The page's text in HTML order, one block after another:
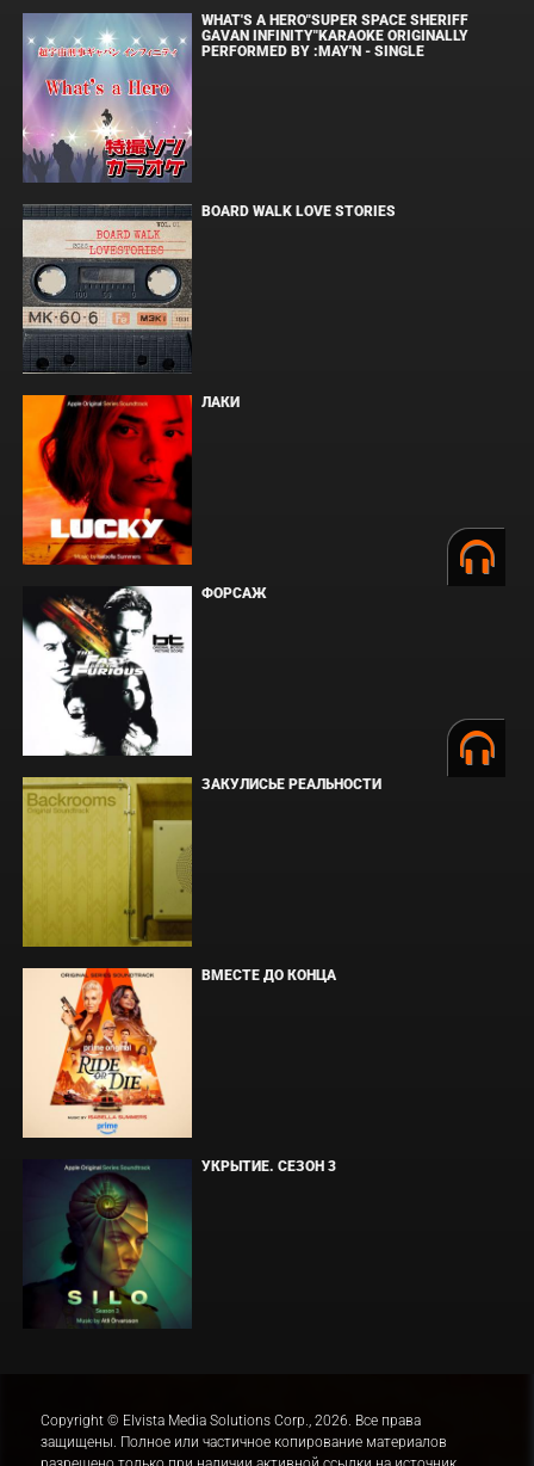
WHAT'S A HERO"SUPER SPACE SHERIFF
GAVAN INFINITY"KARAOKE ORIGINALLY
PERFORMED BY :MAY'N - SINGLE
BOARD WALK LOVE STORIES
ЛАКИ
ФОРСАЖ
ЗАКУЛИСЬЕ РЕАЛЬНОСТИ
ВМЕСТЕ ДО КОНЦА
УКРЫТИЕ. СЕЗОН 3
Copyright © Elvista Media Solutions Corp., 2026. Все права
защищены. Полное или частичное копирование материалов